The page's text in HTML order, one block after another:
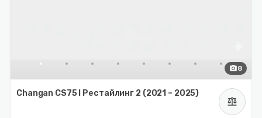
photo_camera8
Changan CS75 I Рестайлинг 2 (2021 – 2025)
balance